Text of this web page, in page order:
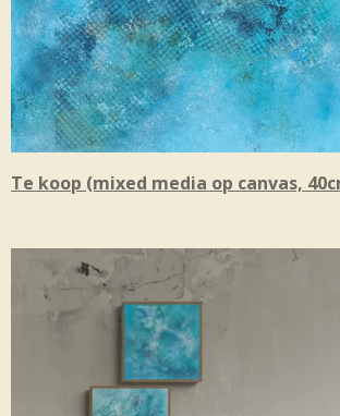
Te koop (mixed media op canvas,